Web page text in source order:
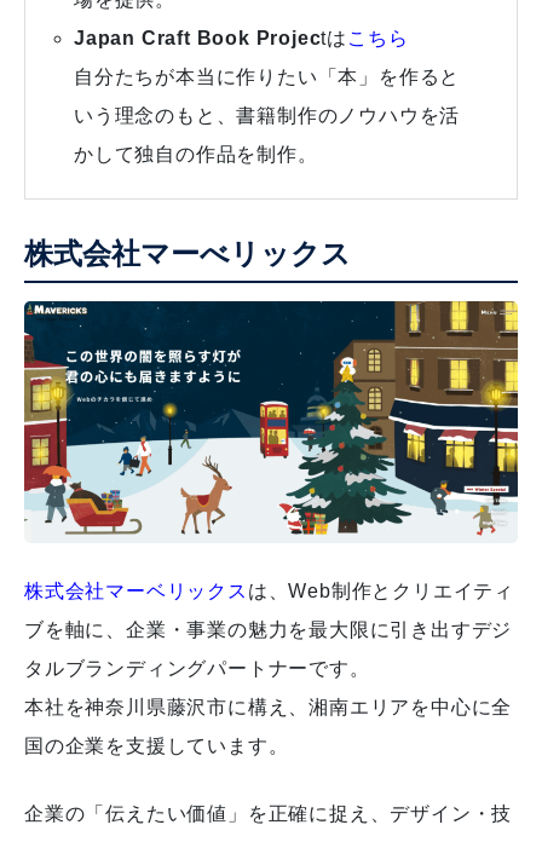
Japan Craft Book Projectは こちら
自分たちが本当に作りたい「本」を作ると
いう理念のもと、書籍制作のノウハウを活
かして独自の作品を制作。
株式会社マーべリックス
株式会社マーベリックス は、Web制作とクリエイティ
ブを軸に、企業・事業の魅力を最大限に引き出すデジ
タルブランディングパートナーです。
本社を神奈川県藤沢市に構え、湘南エリアを中心に全
国の企業を支援しています。
企業の「伝えたい価値」を正確に捉え、デザイン・技